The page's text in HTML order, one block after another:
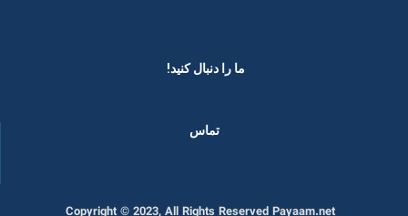
ما را دنبال کنید! ​
تماس
Copyright © 2023, All Rights Reserved Payaam.net